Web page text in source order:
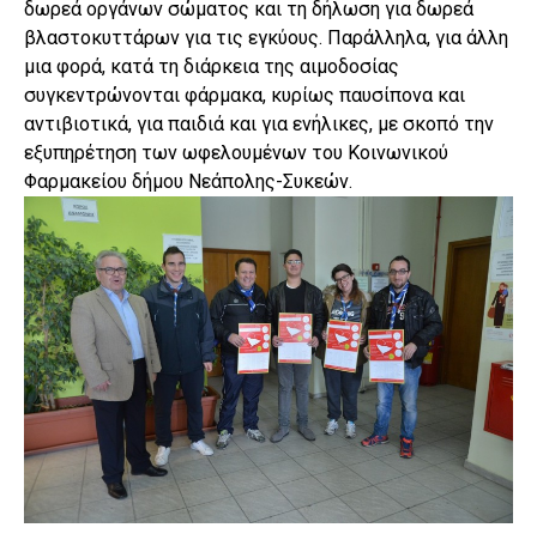
δωρεά οργάνων σώματος και τη δήλωση για δωρεά
βλαστοκυττάρων για τις εγκύους. Παράλληλα, για άλλη
μια φορά, κατά τη διάρκεια της αιμοδοσίας
συγκεντρώνονται φάρμακα, κυρίως παυσίπονα και
αντιβιοτικά, για παιδιά και για ενήλικες, με σκοπό την
εξυπηρέτηση των ωφελουμένων του Κοινωνικού
Φαρμακείου δήμου Νεάπολης-Συκεών.